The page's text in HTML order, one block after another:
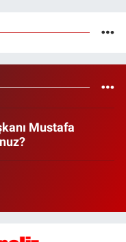
Mustafa